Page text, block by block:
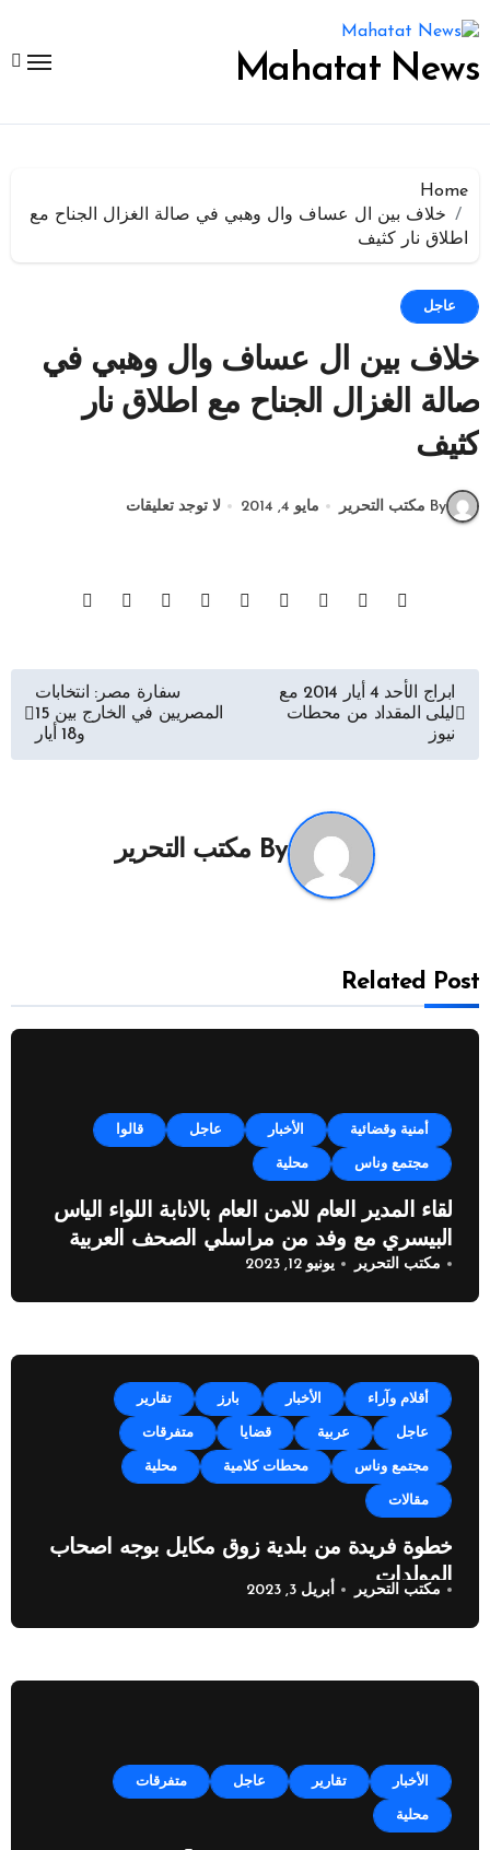
إلى
المحتوى
Mahatat News
Home
خلاف بين ال عساف وال وهبي في صالة الغزال الجناح مع
اطلاق نار كثيف
عاجل
خلاف بين ال عساف وال وهبي في
صالة الغزال الجناح مع اطلاق نار
كثيف
By مكتب التحرير مايو 4, 2014 لا توجد تعليقات
تصفّح
المقالات
ابراج الأحد 4 أيار 2014 مع
ليلى المقداد من محطات
نيوز
سفارة مصر: انتخابات
المصريين في الخارج بين 15
و18 أيار
By مكتب التحرير
Related Post
أمنية وقضائية الأخبار عاجل قالوا
مجتمع وناس محلية
لقاء المدير العام للامن العام بالانابة اللواء الياس
البيسري مع وفد من مراسلي الصحف العربية
مكتب التحرير يونيو 12, 2023
أقلام وآراء الأخبار بارز تقارير
عاجل عربية قضايا متفرقات
مجتمع وناس محطات كلامية محلية
مقالات
خطوة فريدة من بلدية زوق مكايل بوجه اصحاب
المولدات
مكتب التحرير أبريل 3, 2023
الأخبار تقارير عاجل متفرقات
محلية